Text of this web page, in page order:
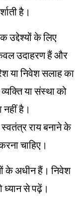
है।
उद्देश्यों के लिए
उदाहरण हैं और
या निवेश सलाह का
या संस्था को
नहीं है।
स्वतंत्र राय बनाने के
चाहिए।
के अधीन हैं। निवेश
से पढ़ें।